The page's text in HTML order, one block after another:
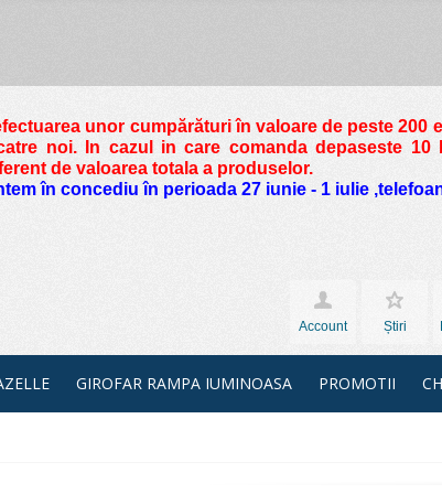
unor cumpărături în valoare de peste 200
noi. In cazul in care comanda depaseste
de valoarea totala a produselor.
în concediu în perioada 27 iunie - 1 iulie
Account
Știri
GIROFAR RAMPA IUMINOASA PROMOTII